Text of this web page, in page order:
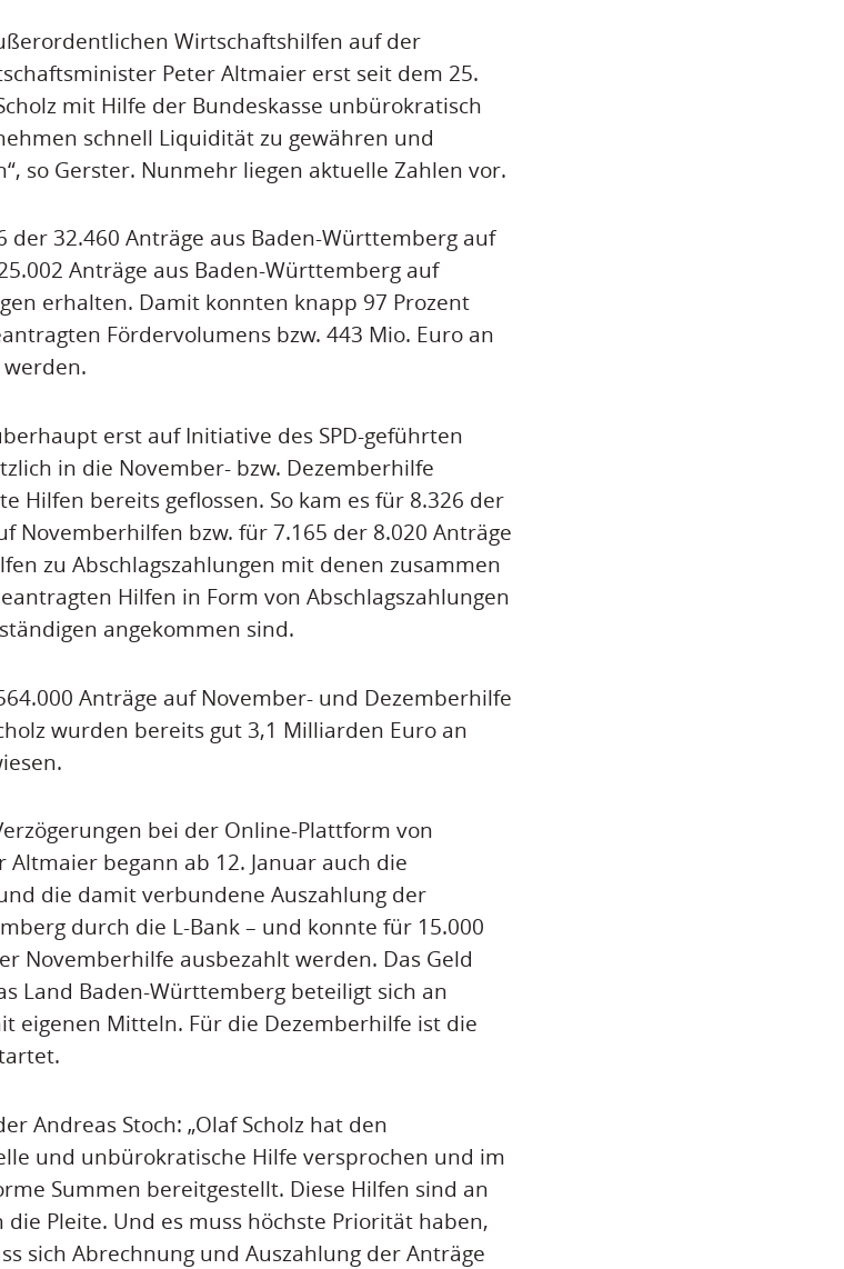
Wirtschaftshilfen auf der
Peter Altmaier erst seit dem 25.
mit Hilfe der Bundeskasse unbürokratisch
schnell Liquidität zu gewähren und
so Gerster. Nunmehr liegen aktuelle Zahlen vor.
der 32.460 Anträge aus Baden-Württemberg auf
Anträge aus Baden-Württemberg auf
erhalten. Damit konnten knapp 97 Prozent
Fördervolumens bzw. 443 Mio. Euro an
erst auf Initiative des SPD-geführten
in die November- bzw. Dezemberhilfe
Hilfen bereits geflossen. So kam es für 8.326 der
Novemberhilfen bzw. für 7.165 der 8.020 Anträge
zu Abschlagszahlungen mit denen zusammen
Hilfen in Form von Abschlagszahlungen
angekommen sind.
Anträge auf November- und Dezemberhilfe
wurden bereits gut 3,1 Milliarden Euro an
bei der Online-Plattform von
begann ab 12. Januar auch die
die damit verbundene Auszahlung der
durch die L-Bank – und konnte für 15.000
Novemberhilfe ausbezahlt werden. Das Geld
Land Baden-Württemberg beteiligt sich an
eigenen Mitteln. Für die Dezemberhilfe ist die
Andreas Stoch: „Olaf Scholz hat den
und unbürokratische Hilfe versprochen und im
Summen bereitgestellt. Diese Hilfen sind an
Pleite. Und es muss höchste Priorität haben,
sich Abrechnung und Auszahlung der Anträge